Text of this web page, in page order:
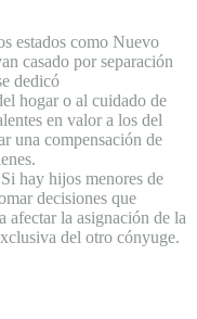
estados como Nuevo
casado por separación
dedicó
hogar o al cuidado de
en valor a los del
una compensación de
Si hay hijos menores de
decisiones que
afectar la asignación de la
del otro cónyuge.